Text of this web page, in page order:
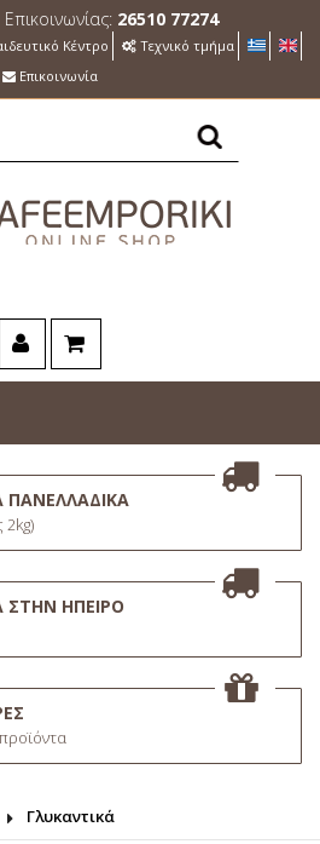
26510 77274
Κέντρο
Τεχνικό τμήμα
Επικοινωνία
2kg)
ΗΠΕΙΡΟ
Γλυκαντικά